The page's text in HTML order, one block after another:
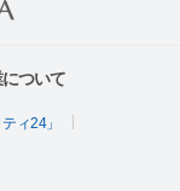
ついて
ィ24」